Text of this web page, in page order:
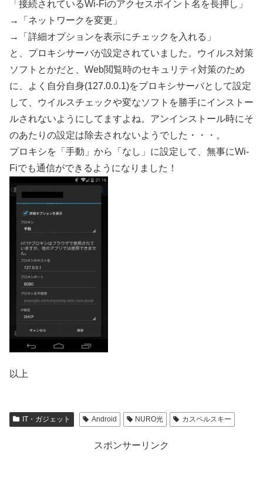
「接続されているWi-Fiのアクセスポイント名を長押し」
→「ネットワークを変更」
→「詳細オプションを表示にチェックを入れる」
と、プロキシサーバが設定されていました。ウイルス対策
ソフトとかだと、Web閲覧時のセキュリティ対策のため
に、よく自分自身(127.0.0.1)をプロキシサーバとして設定
して、ウイルスチェックや変なソフトを勝手にインストー
ルされないようにしてますよね。アンインストール時にそ
のあたりの設定は除去されないようでした・・・。
プロキシを「手動」から「なし」に設定して、無事にWi-
Fiでも通信ができるようになりました！
以上
IT・ガジェット Android NURO光 カスペルスキー
スポンサーリンク